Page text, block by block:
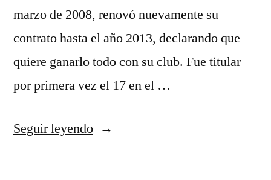
marzo de 2008, renovó nuevamente su
contrato hasta el año 2013, declarando que
quiere ganarlo todo con su club. Fue titular
por primera vez el 17 en el …
Seguir leyendo«jersey